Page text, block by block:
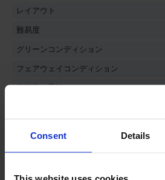
Consent Details
This website uses cookies
レイアウト
難易度
グリーンコンディション
フェアウェイコンディション
造形美・景観
コース紹介
4番ホール パー3 197ヤード